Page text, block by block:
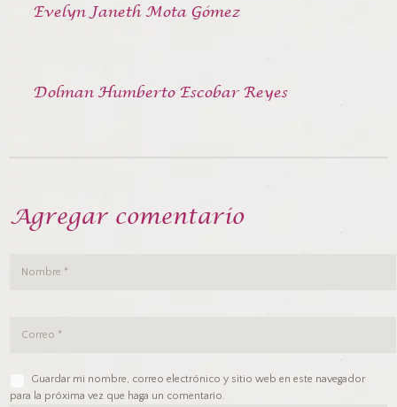
Evelyn Janeth Mota Gómez
Dolman Humberto Escobar Reyes
Agregar comentario
Guardar mi nombre, correo electrónico y sitio web en este navegador
para la próxima vez que haga un comentario.